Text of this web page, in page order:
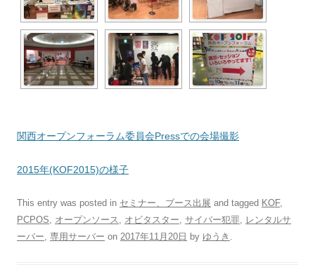
関西オープンフォーラム委員会Pressでの会場撮影
2015年(KOF2015)の様子
This entry was posted in セミナー、ブース出展 and tagged KOF,
PCPOS, オープンソース , オビタスター, サイバー犯罪, レンタルサ
ーバー, 専用サーバー on 2017年11月20日 by ゆうき .